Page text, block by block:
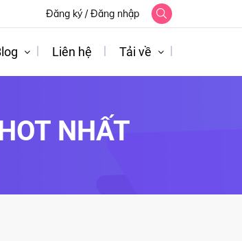
Đăng ký /Đăng nhập
Liên hệ Tải về
NHẤT